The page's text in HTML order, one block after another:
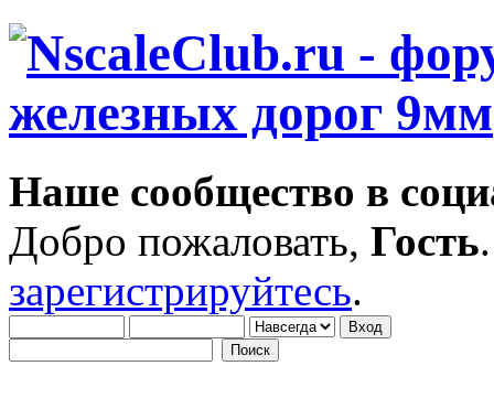
Наше сообщество в
Добро пожаловать, Гость
зарегистрируйтесь.